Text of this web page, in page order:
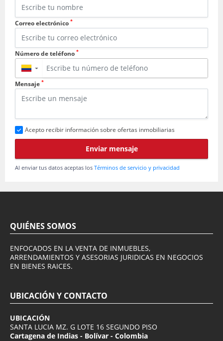
Correo electrónico *
Número de teléfono *
▼
Mensaje *
Acepto recibir información sobre ofertas inmobiliarias
Enviar mensaje
Al enviar tus datos aceptas los Términos de servicio y privacidad
QUIÉNES SOMOS
ENFOCADOS EN LA VENTA DE INMUEBLES,
ARRENDAMIENTOS Y ASESORIAS JURIDICAS EN NEGOCIOS
EN BIENES RAICES.
UBICACIÓN Y CONTACTO
UBICACIÓN
SANTA LUCIA MZ. G LOTE 16 SEGUNDO PISO
Cartagena de Indias - Bolívar - Colombia